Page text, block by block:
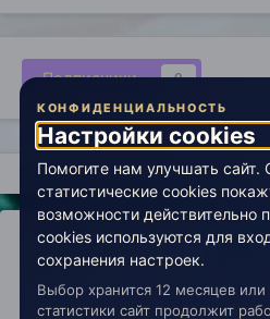
Подписчики 0
Главная Миры души
IPS ThemebyIPSFocus
Обратная связь
КОНФИДЕНЦИАЛЬНОСТЬ
Настройки cookies
Помогите нам улучшать
статистические cookies
возможности действительно
cookies используются для
сохранения настроек.
Выбор хранится 12 месяцев
статистики сайт продолжит